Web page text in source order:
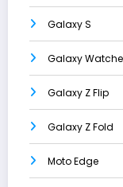
Galaxy S
Galaxy
Galaxy Z Flip
Galaxy Z Fold
Moto Edge